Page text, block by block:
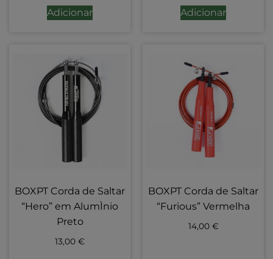
Adicionar Adicionar
BOXPT Corda de Saltar
“Hero” em AlumÌnio
Preto
13,00 €
BOXPT Corda de Saltar
“Furious” Vermelha
14,00 €